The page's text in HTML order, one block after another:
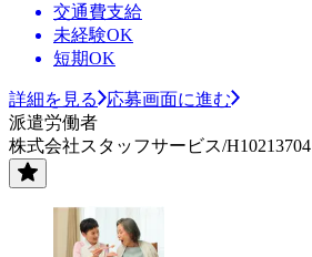
交通費支給
未経験OK
短期OK
詳細を見る
応募画面に進む
派遣労働者
株式会社スタッフサービス/H10213704